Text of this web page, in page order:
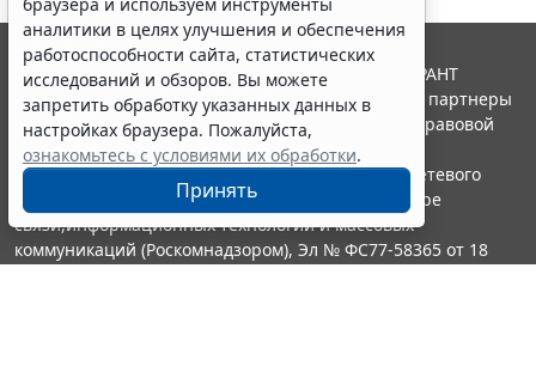
аналитики в целях улучшения и обеспечения
работоспособности сайта, статистических
исследований и обзоров. Вы можете
запретить обработку указанных данных в
настройках браузера. Пожалуйста,
ознакомьтесь с условиями их обработки.
Принять
© ООО "НПП "ГАРАНТ-СЕРВИС", 2026. Система ГАРАНТ
выпускается с 1990 года. Компания "Гарант" и ее партнеры
являются участниками Российской ассоциации правовой
информации ГАРАНТ.
Портал ГАРАНТ.РУ зарегистрирован в качестве сетевого
издания Федеральной службой по надзору в сфере
связи,информационных технологий и массовых
коммуникаций (Роскомнадзором), Эл № ФС77-58365 от 18